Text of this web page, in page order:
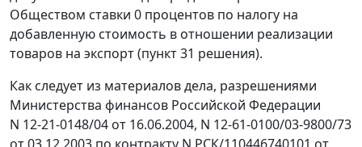
Обществом ставки 0 процентов по налогу на
добавленную стоимость в отношении реализации
товаров на экспорт (пункт 31 решения).
Как следует из материалов дела, разрешениями
Министерства финансов Российской Федерации
N 12-21-0148/04 от 16.06.2004, N 12-61-0100/03-9800/73